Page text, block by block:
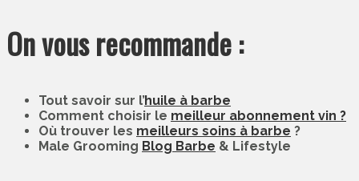
On vous recommande :
Tout savoir sur l’huile à barbe
Comment choisir le meilleur abonnement vin ?
Où trouver les meilleurs soins à barbe ?
Male Grooming Blog Barbe & Lifestyle